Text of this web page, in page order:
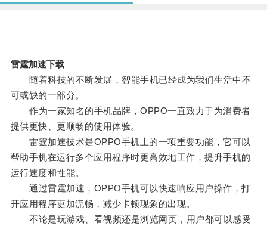
雷霆加速下载
随着科技的不断发展，智能手机已经成为我们生活中不
可或缺的一部分。
作为一家知名的手机品牌，OPPO一直致力于为消费者
提供更快、更顺畅的使用体验。
雷霆加速技术是OPPO手机上的一项重要功能，它可以
帮助手机在运行多个应用程序时更高效地工作，提升手机的
运行速度和性能。
通过雷霆加速，OPPO手机可以快速响应用户操作，打
开应用程序更加流畅，减少卡顿现象的出现。
不论是玩游戏、看视频还是浏览网页，用户都可以感受